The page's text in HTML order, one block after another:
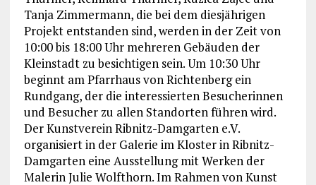
Tanja Zimmermann, die bei dem diesjährigen
Projekt entstanden sind, werden in der Zeit von
10:00 bis 18:00 Uhr mehreren Gebäuden der
Kleinstadt zu besichtigen sein. Um 10:30 Uhr
beginnt am Pfarrhaus von Richtenberg ein
Rundgang, der die interessierten Besucherinnen
und Besucher zu allen Standorten führen wird.
Der Kunstverein Ribnitz-Damgarten e.V.
organisiert in der Galerie im Kloster in Ribnitz-
Damgarten eine Ausstellung mit Werken der
Malerin Julie Wolfthorn. Im Rahmen von Kunst